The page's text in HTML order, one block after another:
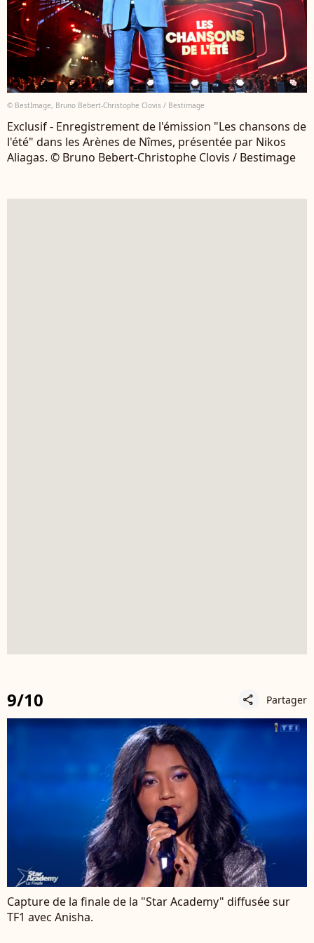
© BestImage, Bruno Bebert-Christophe Clovis / Bestimage
Exclusif - Enregistrement de l'émission "Les chansons de
l'été" dans les Arènes de Nîmes, présentée par Nikos
Aliagas. © Bruno Bebert-Christophe Clovis / Bestimage
9/10 share Partager
Capture de la finale de la "Star Academy" diffusée sur
TF1 avec Anisha.